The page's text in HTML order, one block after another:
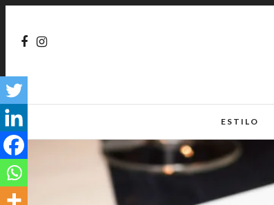
ESTILO